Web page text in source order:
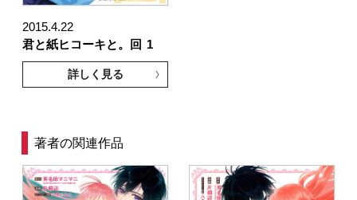
2015.4.22
君と紙ヒコーキと。回
1
詳しく見る
著者の関連作品